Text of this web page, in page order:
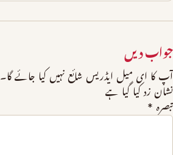
جواب دیں
آپ کا ای میل ایڈریس شائع نہیں کیا جائے گا۔
نشان زد کیا گیا ہے
تبصرہ *